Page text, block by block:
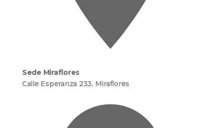
Sede Miraflores
Calle Esperanza 233, Miraflores